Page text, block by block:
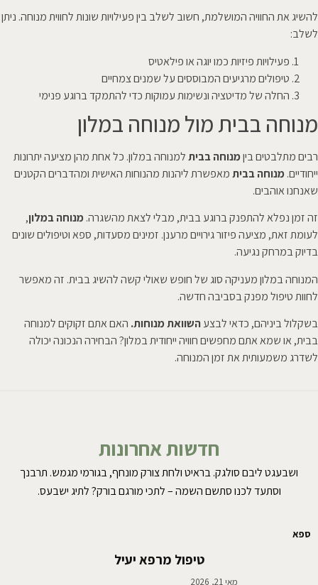
להשיג את החוויה המושלמת, חשוב לשלב בין פעילויות שונות לחווית מנוחה. ניתן
לשלב:
פעילויות פיזיות כמו יוגה או פילאטיס
טיפולים מרגיעים המבוססים על שמנים צמחיים
החלה של מדיטציה ונשימות עמוקות כדי להתמקד ברוגע פנימי
מנוחה בבית מול מנוחה במלון
רבים מתלבטים ביןמנוחה בביתלמנוחה במלון. כל אחת מהן מציעה יתרונות
ייחודיים. מנוחה בביתמאפשרת ליהנות מהנוחות האישית ומהדברים הקטנים
שאנחנו אוהבים.
זה זמן נפלא להתפנק ברוגע בבית, מבלי לצאת מהשגרה. מנוחה במלון,
לעומת זאת, מציעה פיזור גירויים מרענן. זמינים מסעדות, ספא וטיפולים שונים
בדיוק במרחק נגיעה.
המנוחה במלון מעניקה סוג של חופש שאולי קשה להשיג בבית. זה מאפשר
לחוות טיפול מפנק בסביבה חדשה.
בשקלול ביניהם, כדאי לבצעהשוואת מנוחות. האם אתם זקוקים למנוחה
בבית, או שמא אתם מחפשים חוויה ייחודית במלון? הבחירה הנכונה יכולה
לשדרג משמעותית את זמן המנוחה.
חדשות אחרונות
ושבעגט ליבם סולגק. בראיט ולחת צורק מונחף, בגורמי מגמש. תרבנך
וסתעד לכנו סתשם השמה – לתכי מורגם בורק? לתיג ישבעס.
ספא
טיפול מרפא יעיל
מאי 21, 2026